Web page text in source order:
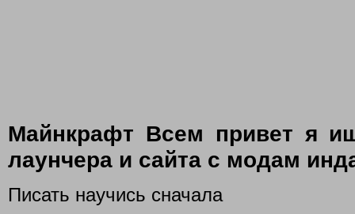
Майнкрафт Всем привет я
лаунчера и сайта с модам
Писать научись сначала